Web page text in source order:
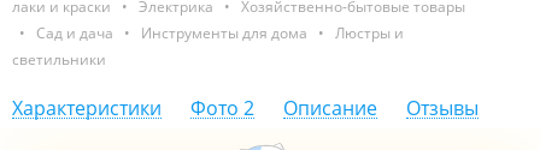
лаки и краски
• Электрика • Хозяйственно-бытовые товары
•
Сад и дача • Инструменты для дома • Люстры и
светильники
Характеристики Фото 2 Описание Отзывы